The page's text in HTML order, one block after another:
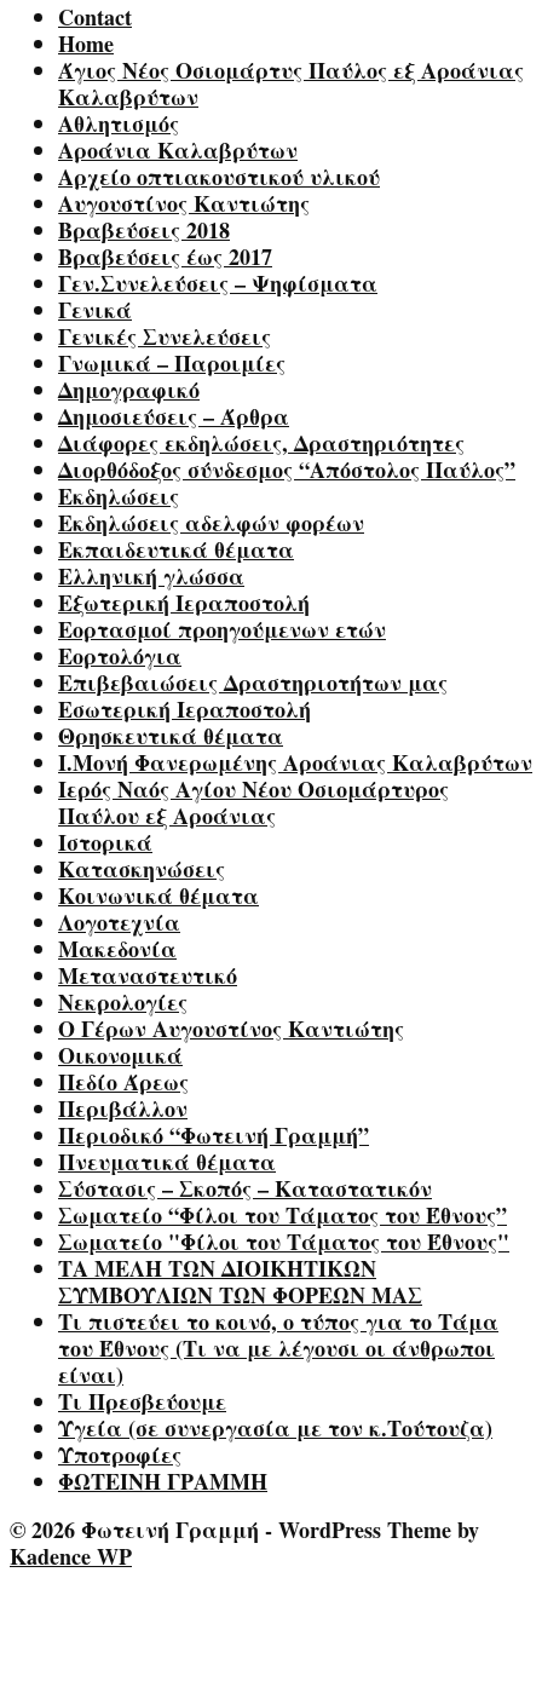
Contact
Home
Άγιος Νέος Οσιομάρτυς Παύλος εξ Αροάνιας
Καλαβρύτων
Αθλητισμός
Αροάνια Καλαβρύτων
Αρχείο οπτιακουστικού υλικού
Αυγουστίνος Καντιώτης
Βραβεύσεις 2018
Βραβεύσεις έως 2017
Γεν.Συνελεύσεις – Ψηφίσματα
Γενικά
Γενικές Συνελεύσεις
Γνωμικά – Παροιμίες
Δημογραφικό
Δημοσιεύσεις – Άρθρα
Διάφορες εκδηλώσεις, Δραστηριότητες
Διορθόδοξος σύνδεσμος “Απόστολος Παύλος”
Εκδηλώσεις
Εκδηλώσεις αδελφών φορέων
Εκπαιδευτικά θέματα
Ελληνική γλώσσα
Εξωτερική Ιεραποστολή
Εορτασμοί προηγούμενων ετών
Εορτολόγια
Επιβεβαιώσεις Δραστηριοτήτων μας
Εσωτερική Ιεραποστολή
Θρησκευτικά θέματα
Ι.Μονή Φανερωμένης Αροάνιας Καλαβρύτων
Ιερός Ναός Αγίου Νέου Οσιομάρτυρος
Παύλου εξ Αροάνιας
Ιστορικά
Κατασκηνώσεις
Κοινωνικά θέματα
Λογοτεχνία
Μακεδονία
Μεταναστευτικό
Νεκρολογίες
Ο Γέρων Αυγουστίνος Καντιώτης
Οικονομικά
Πεδίο Άρεως
Περιβάλλον
Περιοδικό “Φωτεινή Γραμμή”
Πνευματικά θέματα
Σύστασις – Σκοπός – Καταστατικόν
Σωματείο “Φίλοι του Τάματος του Έθνους”
Σωματείο "Φίλοι του Τάματος του Έθνους"
ΤΑ ΜΕΛΗ ΤΩΝ ΔΙΟΙΚΗΤΙΚΩΝ
ΣΥΜΒΟΥΛΙΩΝ ΤΩΝ ΦΟΡΕΩΝ ΜΑΣ
Τι πιστεύει το κοινό, ο τύπος για το Τάμα
του Έθνους (Τι να με λέγουσι οι άνθρωποι
είναι)
Τι Πρεσβεύουμε
Υγεία (σε συνεργασία με τον κ.Τούτουζα)
Υποτροφίες
ΦΩΤΕΙΝΗ ΓΡΑΜΜΗ
© 2026 Φωτεινή Γραμμή - WordPress Theme by
Kadence WP